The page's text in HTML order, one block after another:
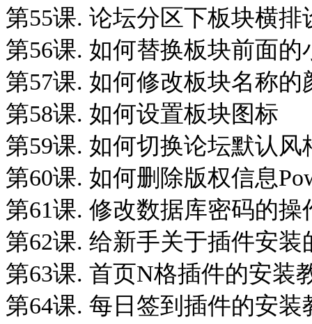
第55课. 论坛分区下板块横排
第56课. 如何替换板块前面的
第57课. 如何修改板块名称的
第58课. 如何设置板块图标
第59课. 如何切换论坛默认风
第60课. 如何删除版权信息
第61课. 修改数据库密码的操
第62课. 给新手关于插件安装
第63课. 首页N格插件的安装
第64课. 每日签到插件的安装